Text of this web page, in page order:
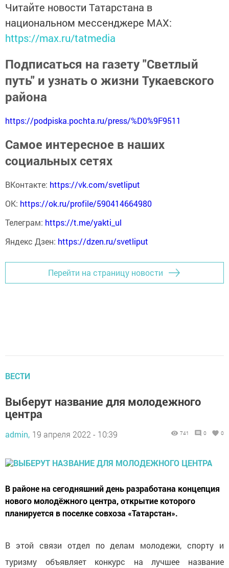
Читайте новости Татарстана в
национальном мессенджере MАХ:
https://max.ru/tatmedia
Подписаться на газету "Светлый
путь" и узнать о жизни Тукаевского
района
https://podpiska.pochta.ru/press/%D0%9F9511
Самое интересное в наших
социальных сетях
ВКонтакте: https://vk.com/svetliput
ОК: https://ok.ru/profile/590414664980
Телеграм: https://t.me/yakti_ul
Яндекс Дзен: https://dzen.ru/svetliput
Перейти на страницу новости
ВЕСТИ
Выберут название для молодежного
центра
admin, 19 апреля 2022 - 10:39 741 0 0
В районе на сегодняшний день разработана концепция
нового молодёжного центра, открытие которого
планируется в поселке совхоза «Татарстан».
В этой связи отдел по делам молодежи, спорту и
туризму объявляет конкурс на лучшее название